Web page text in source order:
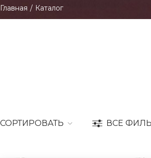
Главная / Каталог
СОРТИРОВАТЬ ВСЕ